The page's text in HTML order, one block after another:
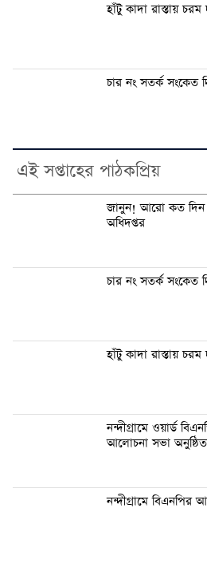
হাঁটু কাদা রাস্তায় চরম
চার নং সতর্ক সংকেত
এই সপ্তাহের পাঠকপ্রিয়
জানুন! আরো কত দিন
অধিদপ্তর
চার নং সতর্ক সংকেত
হাঁটু কাদা রাস্তায় চরম
নন্দীগ্রামে ওয়ার্ড
আলোচনা সভা অনুষ্ঠিত
নন্দীগ্রামে বিএনপির